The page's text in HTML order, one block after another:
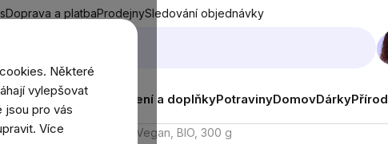
Některé
vylepšovat
jsou pro vás
Více
Doprava a platbaProdejnySledování objednávky
MužiŽenyDěti Oblečení a doplňkyPotravinyDomovDárky
Pure® Matcha Latte Vegan, BIO, 300 g